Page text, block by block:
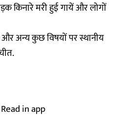
किनारे मरी हुई गायें और लोगों
अन्य कुछ विषयों पर स्थानीय
Read in app